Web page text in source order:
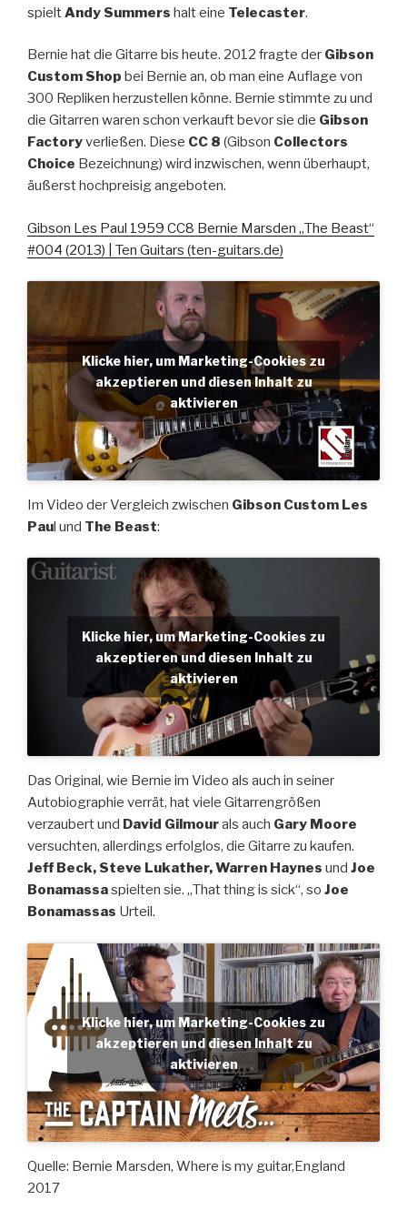
spieltAndy Summers halt eine Telecaster.
Bernie hat die Gitarre bis heute. 2012 fragte der Gibson
Custom Shop bei Bernie an, ob man eine Auflage von
300 Repliken herzustellen könne. Bernie stimmte zu und
die Gitarren waren schon verkauft bevor sie die Gibson
Factoryverließen. Diese CC 8 (Gibson Collectors
Choice Bezeichnung) wird inzwischen, wenn überhaupt,
äußerst hochpreisig angeboten.
Gibson Les Paul 1959 CC8 Bernie Marsden „The Beast“
#004 (2013) | Ten Guitars (ten-guitars.de)
Klicke hier, um Marketing-Cookies zu
akzeptieren und diesen Inhalt zu
aktivieren
Im Video der Vergleich zwischen Gibson Custom Les
Paul und The Beast:
Klicke hier, um Marketing-Cookies zu
akzeptieren und diesen Inhalt zu
aktivieren
Das Original, wie Bernie im Video als auch in seiner
Autobiographie verrät, hat viele Gitarrengrößen
verzaubert und David Gilmourals auch Gary Moore
versuchten, allerdings erfolglos, die Gitarre zu kaufen.
Jeff Beck, Steve Lukather, Warren Haynes und Joe
Bonamassaspielten sie. „That thing is sick“, so Joe
Bonamassas Urteil.
Klicke hier, um Marketing-Cookies zu
akzeptieren und diesen Inhalt zu
aktivieren
Quelle: Bernie Marsden, Where is my guitar,England
2017